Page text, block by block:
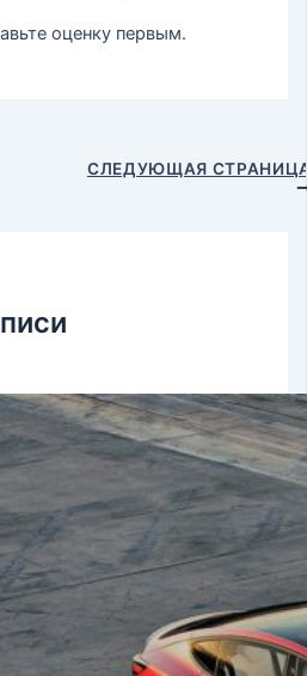
оценку первым.
СЛЕДУЮЩАЯ